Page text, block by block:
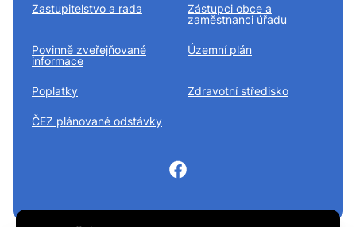
Zastupitelstvo a rada
Zástupci obce a
zaměstnanci úřadu
Povinně zveřejňované
informace
Územní plán
Poplatky Zdravotní středisko
ČEZ plánované odstávky